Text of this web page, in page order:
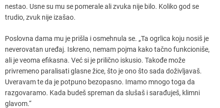
nestao. Usne su mu se pomerale ali zvuka nije bilo. Koliko god se
trudio, zvuk nije izašao.
Poslovna dama mu je prišla i osmehnula se. „Ta ogrlica koju nosiš je
neverovatan uređaj. Iskreno, nemam pojma kako tačno funkcioniše,
ali je veoma efikasna. Već si je prilično iskusio. Takođe može
privremeno paralisati glasne žice, što je ono što sada doživljavaš.
Uveravam te da je potpuno bezopasno. Imamo mnogo toga da
razgovaramo. Kada budeš spreman da slušaš i sarađuješ, klimni
glavom.“